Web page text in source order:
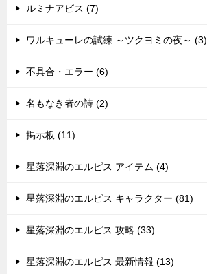
ルミナアビス (7)
ワルキューレの試練 ～ツクヨミの夜～ (3)
不具合・エラー (6)
名もなき者の詩 (2)
掲示板 (11)
星落深淵のエルピス アイテム (4)
星落深淵のエルピス キャラクター (81)
星落深淵のエルピス 攻略 (33)
星落深淵のエルピス 最新情報 (13)